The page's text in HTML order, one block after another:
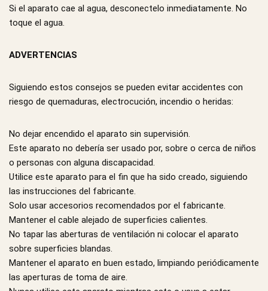
Si el aparato cae al agua, desconectelo inmediatamente. No
toque el agua.
ADVERTENCIAS
Siguiendo estos consejos se pueden evitar accidentes con
riesgo de quemaduras, electrocución, incendio o heridas:
No dejar encendido el aparato sin supervisión.
Este aparato no debería ser usado por, sobre o cerca de niños
o personas con alguna discapacidad.
Utilice este aparato para el fin que ha sido creado, siguiendo
las instrucciones del fabricante.
Solo usar accesorios recomendados por el fabricante.
Mantener el cable alejado de superficies calientes.
No tapar las aberturas de ventilación ni colocar el aparato
sobre superficies blandas.
Mantener el aparato en buen estado, limpiando periódicamente
las aperturas de toma de aire.